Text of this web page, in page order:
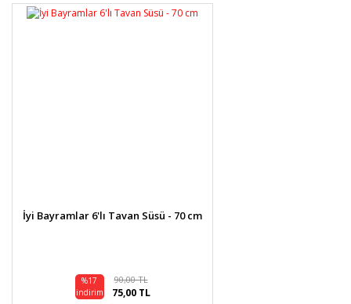
İyi Bayramlar 6'lı Tavan Süsü - 70 cm
%17
indirim
90,00 TL
75,00 TL